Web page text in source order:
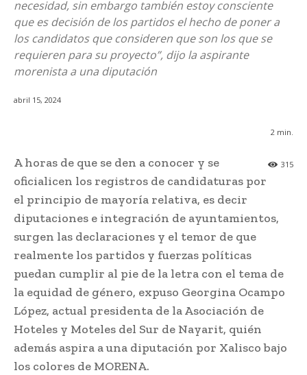
necesidad, sin embargo también estoy consciente
que es decisión de los partidos el hecho de poner a
los candidatos que consideren que son los que se
requieren para su proyecto”, dijo la aspirante
morenista a una diputación
abril 15, 2024
2 min.
315
A horas de que se den a conocer y se
oficialicen los registros de candidaturas por
el principio de mayoría relativa, es decir
diputaciones e integración de ayuntamientos,
surgen las declaraciones y el temor de que
realmente los partidos y fuerzas políticas
puedan cumplir al pie de la letra con el tema de
la equidad de género, expuso Georgina Ocampo
López, actual presidenta de la Asociación de
Hoteles y Moteles del Sur de Nayarit, quién
además aspira a una diputación por Xalisco bajo
los colores de MORENA.